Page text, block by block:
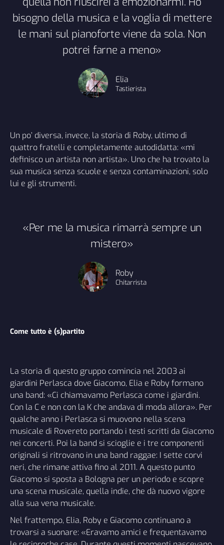
bisogno della musica e la voglia di mettere
le mani sul pianoforte viene da sola. Non
potrei farne a meno»
Elia
Tastierista
Un po’ diversa, invece, la storia di Roby, ultimo di
quattro fratelli e completamente autodidatta: «mi
definisco un artista non artista». Uno che ha trovato la
sua musica senza scuole e senza contaminazioni, solo
lui e gli strumenti.
«Per me la musica rimarrà sempre un
mistero»
Roby
Chitarrista
Come tutto è (s)partito
La storia di questo gruppo comincia nel 2003 ai
giardini Perlasca dove Giacomo, Elia e Roby formano
una band: «Ci chiamavamo Perlasca come i giardini.
Con la C e non con la K che andava di moda allora». Per
qualche anno i Perlasca si muovono nella scena
musicale di Rovereto portando i testi scritti da Giacomo
nei concerti. Poi la band si scioglie e i tre componenti
originali si ritrovano in una band raggae: I sette corvi
neri, che rimane attiva fino al 2011. A questo punto
Giacomo si sposta a Bologna per un periodo e scopre
una scena musicale, quella indie, che dà nuovo vigore
alla sua vena musicale.
Nel frattempo, Elia, Roby e Giacomo continuano a
trovarsi a suonare: «Eravamo amici e frequentavamo